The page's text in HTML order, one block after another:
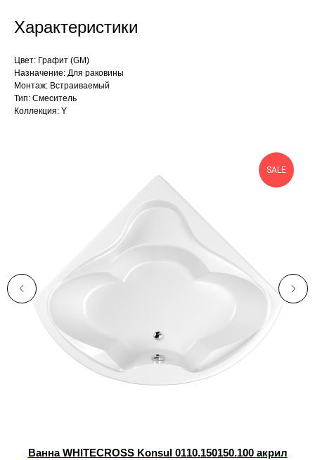
Характеристики
Цвет: Графит (GM)
Назначение: Для раковины
Монтаж: Встраиваемый
Тип: Смеситель
Коллекция: Y
SALE
Ванна WHITECROSS Konsul 0110.150150.100 акрил